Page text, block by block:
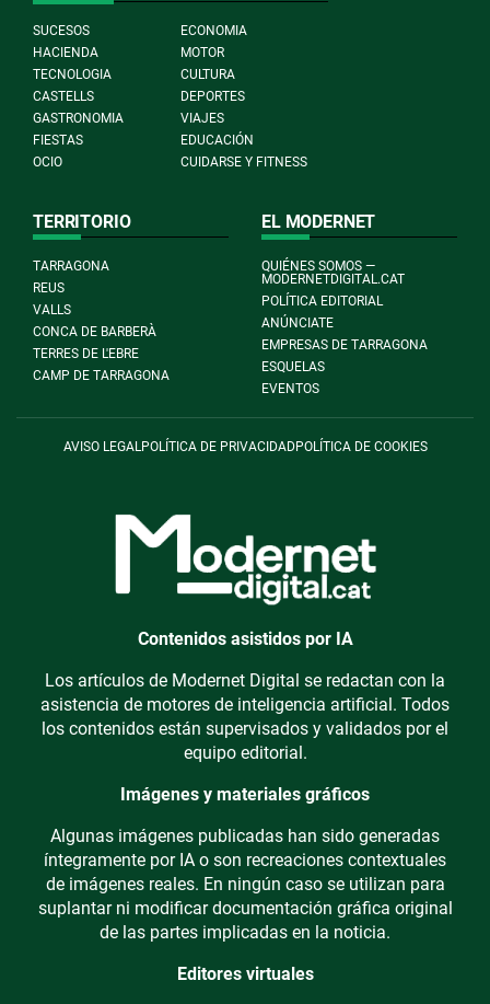
SUCESOS
ECONOMIA
HACIENDA
MOTOR
TECNOLOGIA
CULTURA
CASTELLS
DEPORTES
GASTRONOMIA
VIAJES
FIESTAS
EDUCACIÓN
OCIO
CUIDARSE Y FITNESS
TERRITORIO
TARRAGONA
REUS
VALLS
CONCA DE BARBERÀ
TERRES DE L'EBRE
CAMP DE TARRAGONA
EL MODERNET
QUIÉNES SOMOS —
MODERNETDIGITAL.CAT
POLÍTICA EDITORIAL
ANÚNCIATE
EMPRESAS DE TARRAGONA
ESQUELAS
EVENTOS
AVISO LEGALPOLÍTICA DE PRIVACIDADPOLÍTICA DE COOKIES
Contenidos asistidos por IA
Los artículos de Modernet Digital se redactan con la
asistencia de motores de inteligencia artificial. Todos
los contenidos están supervisados y validados por el
equipo editorial.
Imágenes y materiales gráficos
Algunas imágenes publicadas han sido generadas
íntegramente por IA o son recreaciones contextuales
de imágenes reales. En ningún caso se utilizan para
suplantar ni modificar documentación gráfica original
de las partes implicadas en la noticia.
Editores virtuales